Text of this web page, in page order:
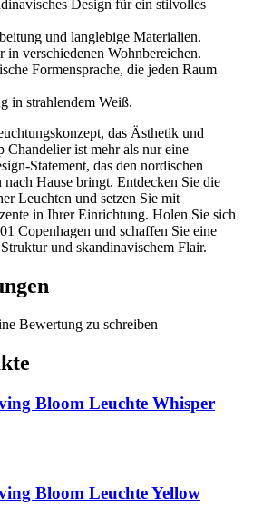
Design für ein stilvolles
und langlebige Materialien.
in verschiedenen Wohnbereichen.
Formensprache, die jeden Raum
in strahlendem Weiß.
das Ästhetik und
ist mehr als nur eine
Statement, das den nordischen
Hause bringt. Entdecken Sie die
Leuchten und setzen Sie mit
in Ihrer Einrichtung. Holen Sie sich
Copenhagen und schaffen Sie eine
und skandinavischem Flair.
Bewertung zu schreiben
Bloom Leuchte Whisper
Bloom Leuchte Yellow